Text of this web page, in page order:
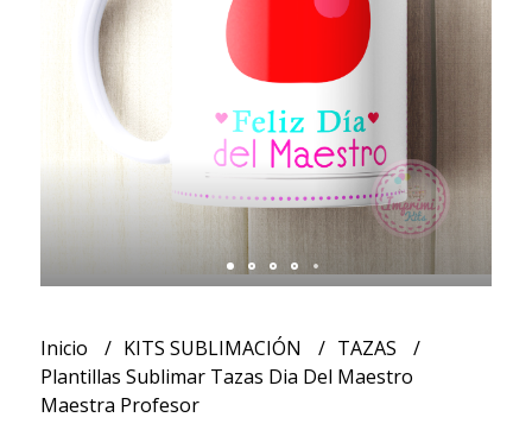
Inicio KITS SUBLIMACIÓN
TAZAS
Plantillas Sublimar Tazas Dia Del Maestro
Maestra Profesor